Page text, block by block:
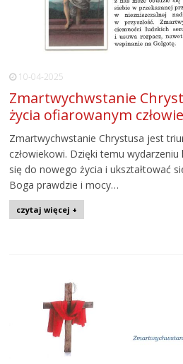
10-04-2025
Zmartwychwstanie
życia ofiarowanym
Zmartwychwstanie Chrystusa jest
człowiekowi. Dzięki temu
się do nowego życia i ukształtować
Boga prawdzie i mocy…
czytaj więcej +